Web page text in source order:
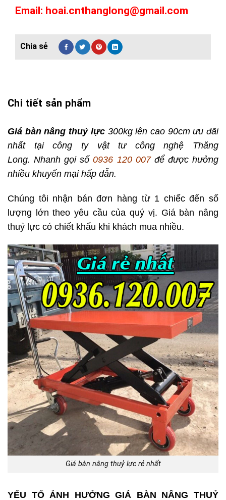
Email: hoai.cnthanglong@gmail.com
Chi tiết sản phẩm
Giá bàn nâng thuỷ lực300kg lên cao 90cm ưu đãi
nhất tại công ty vật tư công nghệ Thăng
Long. Nhanh gọi số0936 120 007để được hưởng
nhiều khuyến mại hấp dẫn.
Chúng tôi nhận bán đơn hàng từ 1 chiếc đến số
lượng lớn theo yêu cầu của quý vị. Giá bàn nâng
thuỷ lực có chiết khấu khi khách mua nhiều.
Giá bàn nâng thuỷ lực rẻ nhất
YẾU TỐ ẢNH HƯỞNG GIÁ BÀN NÂNG THUỶ